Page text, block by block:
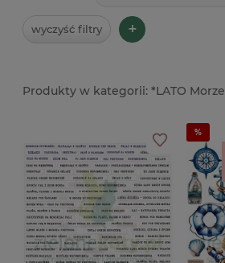
wyczyść filtry +
*LATO